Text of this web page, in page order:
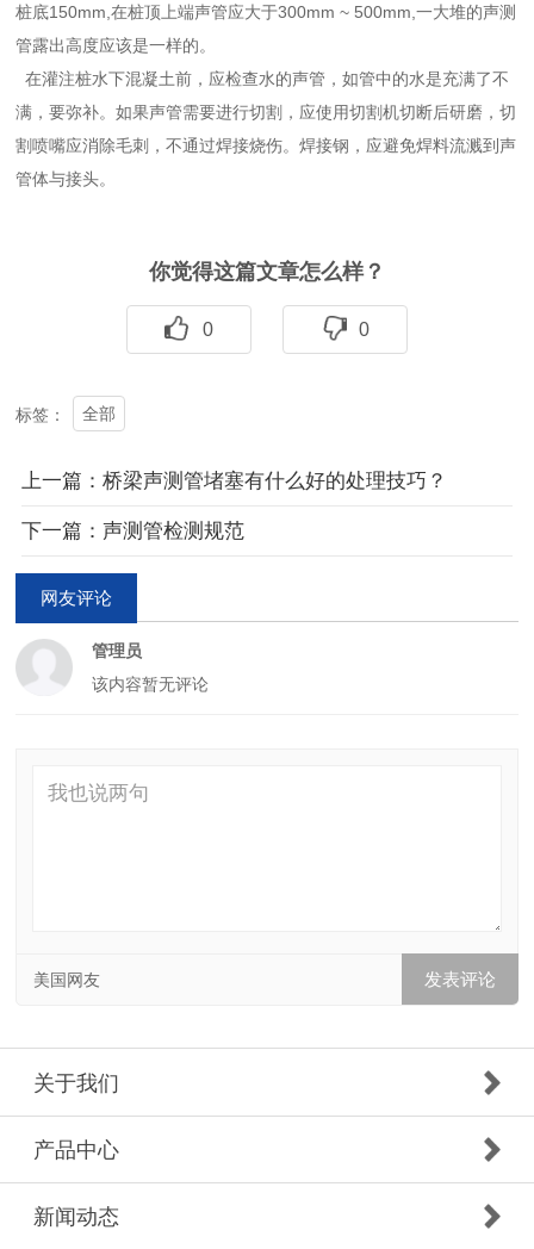
桩底150mm,在桩顶上端声管应大于300mm ~ 500mm,一大堆的声测
管露出高度应该是一样的。
在灌注桩水下混凝土前，应检查水的声管，如管中的水是充满了不
满，要弥补。如果声管需要进行切割，应使用切割机切断后研磨，切
割喷嘴应消除毛刺，不通过焊接烧伤。焊接钢，应避免焊料流溅到声
管体与接头。
你觉得这篇文章怎么样？
0 0
标签： 全部
上一篇：桥梁声测管堵塞有什么好的处理技巧？
下一篇：声测管检测规范
网友评论
管理员
该内容暂无评论
美国网友
关于我们
产品中心
新闻动态